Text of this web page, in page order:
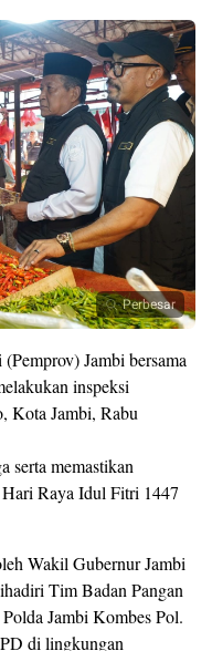
Perbesar
Jambi bersama
inspeksi
Kota Jambi, Rabu
serta memastikan
Hari Raya Idul Fitri 1447
Wakil Gubernur Jambi
Tim Badan Pangan
Jambi Kombes Pol.
di lingkungan